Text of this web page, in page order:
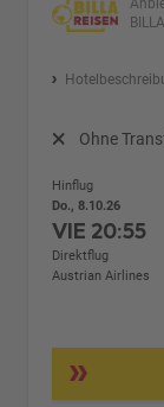
Ohne
Hinflug
Do., 8.10.26
VIE 20:55
Direktflug
Austrian Airlines